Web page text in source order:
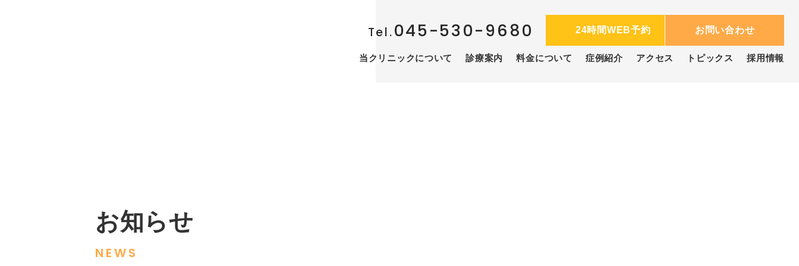
Tel.045-530-9680 24時間WEB予約 お問い合わせ
当クリニックについて 診療案内 料金について 症例紹介 アクセス トピックス 採用情報
お知らせ
NEWS